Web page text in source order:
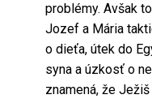
problémy. Avšak
Jozef a Mária
o dieťa, útek do
syna a úzkosť o
znamená, že